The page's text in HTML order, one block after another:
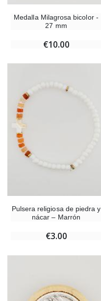
Medalla Milagrosa bicolor -
27 mm
€10.00
Pulsera religiosa de piedra y
nácar – Marrón
€3.00